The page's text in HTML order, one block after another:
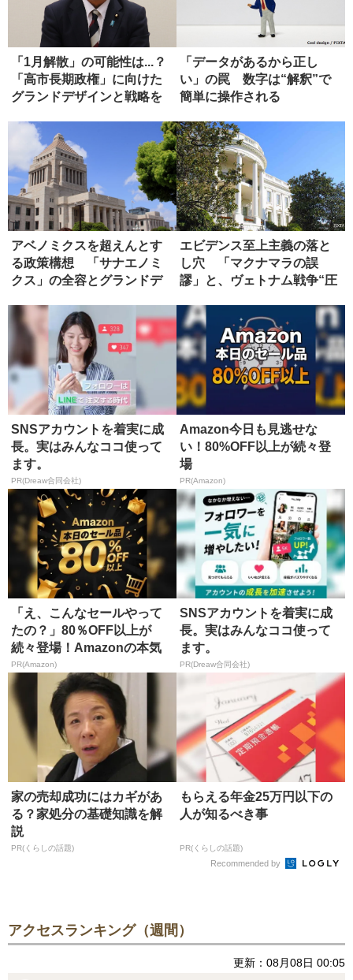
「1月解散」の可能性は...？
「高市長期政権」に向けた
グランドデザインと戦略を
「データがあるから正し
い」の罠 数字は“解釈”で
簡単に操作される
アベノミクスを超えんとす
る政策構想 「サナエノミ
クス」の全容とグランドデ
エビデンス至上主義の落と
し穴 「マクナマラの誤
謬」と、ヴェトナム戦争“圧
SNSアカウントを着実に成
長。実はみんなココ使って
ます。
PR(Dreaw合同会社)
Amazon今日も見逃せな
い！80%OFF以上が続々登
場
PR(Amazon)
「え、こんなセールやって
たの？」80％OFF以上が
続々登場！Amazonの本気
が...
PR(Amazon)
SNSアカウントを着実に成
長。実はみんなココ使って
ます。
PR(Dreaw合同会社)
家の売却成功にはカギがあ
る？家処分の基礎知識を解
説
PR(くらしの話題)
もらえる年金25万円以下の
人が知るべき事
PR(くらしの話題)
Recommended by
アクセスランキング（週間）
更新：08月08日 00:05